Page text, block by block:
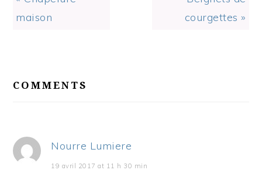
Post:
maison
Post:
courgettes »
INTERACTIONS
COMMENTS
Nourre Lumiere
19 avril 2017 at 11 h 30 min